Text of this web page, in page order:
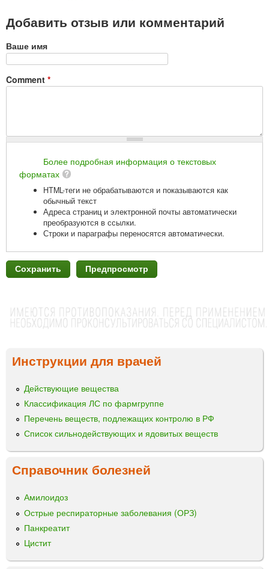
Добавить отзыв или комментарий
Ваше имя
Comment *
Более подробная информация о текстовых
форматах
HTML-теги не обрабатываются и показываются как
обычный текст
Адреса страниц и электронной почты автоматически
преобразуются в ссылки.
Строки и параграфы переносятся автоматически.
Инструкции для врачей
Действующие вещества
Классификация ЛС по фармгруппе
Перечень веществ, подлежащих контролю в РФ
Список сильнодействующих и ядовитых веществ
Справочник болезней
Амилоидоз
Острые респираторные заболевания (ОРЗ)
Панкреатит
Цистит